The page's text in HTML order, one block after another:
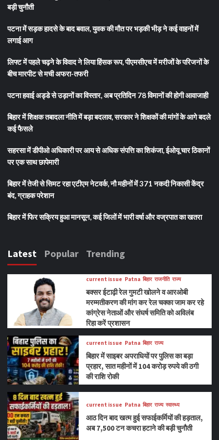
बड़ी चुनौती
पटना में सड़क हादसे के बाद बवाल, युवक की मौत पर भड़की भीड़ ने कई वाहनों में
लगाई आग
लिफ्ट में पहले चढ़ने के विवाद ने लिया हिंसक रूप, पीएमसीएच में मरीजों के परिजनों के
बीच मारपीट से मची अफरा-तफरी
पटना हवाई अड्डे से उड़ानों का विस्तार, अब प्रतिदिन 78 विमानों की होगी आवाजाही
बिहार में शिक्षक तबादला नीति में बड़ा बदलाव, सरकार ने शिक्षकों की मांगों के आगे बदले
कई फैसले
सहरसा में डीपीओ अधिकारी पर आय से अधिक संपत्ति का शिकंजा, ईओयू चार ठिकानों
पर एक साथ छापेमारी
बिहार में तेजी से सिमट रहा एटीएम नेटवर्क, नौ महीनों में 371 नकदी निकासी केंद्र
बंद, ग्राहक परेशान
बिहार में फिर सक्रिय हुआ मानसून, कई जिलों में भारी वर्षा और वज्रपात का खतरा
Latest Popular Trending
current issue Patna बिहार राजनीति राज्य
बक्सर ईटाढ़ी रेल गुमटी खोलने व आरओबी
मरम्मतीकरण की मांग कर रेल चक्का जाम कर रहे
कांग्रेस नेताओं और संघर्ष समिति को अविलंब
रिहा करें प्रशासन
current issue Patna बिहार राज्य
बिहार में साइबर अपराधियों पर पुलिस का बड़ा
प्रहार, सात महीनों में 104 करोड़ रुपये की ठगी
की राशि रोकी
current issue Patna बिहार राज्य स्वास्थ्य
आठ दिन बाद खत्म हुई सफाईकर्मियों की हड़ताल,
अब 7,500 टन कचरा हटाने की बड़ी चुनौती